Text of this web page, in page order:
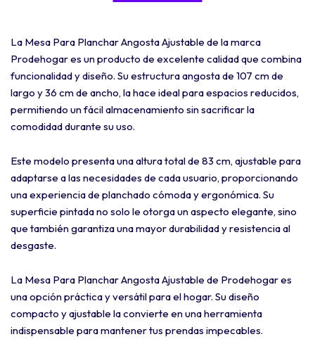
La Mesa Para Planchar Angosta Ajustable de la marca
Prodehogar es un producto de excelente calidad que combina
funcionalidad y diseño. Su estructura angosta de 107 cm de
largo y 36 cm de ancho, la hace ideal para espacios reducidos,
permitiendo un fácil almacenamiento sin sacrificar la
comodidad durante su uso.
Este modelo presenta una altura total de 83 cm, ajustable para
adaptarse a las necesidades de cada usuario, proporcionando
una experiencia de planchado cómoda y ergonómica. Su
superficie pintada no solo le otorga un aspecto elegante, sino
que también garantiza una mayor durabilidad y resistencia al
desgaste.
La Mesa Para Planchar Angosta Ajustable de Prodehogar es
una opción práctica y versátil para el hogar. Su diseño
compacto y ajustable la convierte en una herramienta
indispensable para mantener tus prendas impecables.